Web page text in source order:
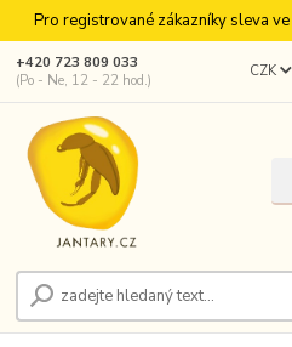
Pro registrované zákazníky sleva
CZK
+420 723 809 033
(Po - Ne, 12 - 22 hod.)